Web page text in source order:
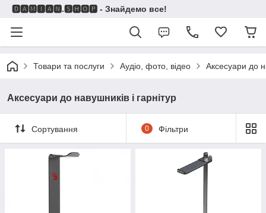
🅳🅰🅼🅸🅰🅽.🆂🅷🅾🅿 - Знайдемо все!
Товари та послуги Аудіо, фото, відео Аксесуари до
Аксесуари до навушників і гарнітур
Сортування 0 Фільтри